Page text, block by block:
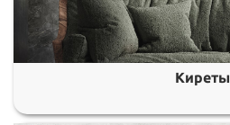
Киреты